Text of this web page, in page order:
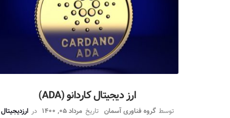
ارز دیجیتال کاردانو (ADA)
توسط گروه فناوری آسمان تاریخ مرداد 05, 1400 در ارزدیجیتال